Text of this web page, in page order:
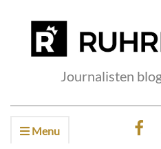
Journalisten
Menu